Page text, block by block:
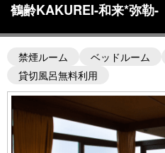
鶴齢KAKUREI-和来*弥勒-
禁煙ルーム ベッドルーム
貸切風呂無料利用